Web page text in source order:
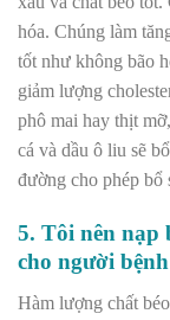
hóa. Chúng làm
tốt như không bão
giảm lượng
phô mai hay thịt
cá và dầu ô liu sẽ
đường cho phép bổ
5. Tôi nên nạp
cho người
Hàm lượng chất